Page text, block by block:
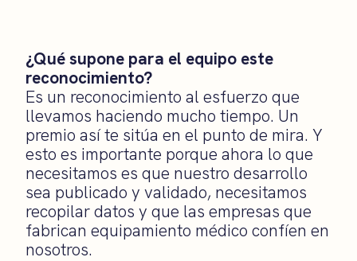
¿Qué supone para el equipo este
reconocimiento?
Es un reconocimiento al esfuerzo que
llevamos haciendo mucho tiempo. Un
premio así te sitúa en el punto de mira. Y
esto es importante porque ahora lo que
necesitamos es que nuestro desarrollo
sea publicado y validado, necesitamos
recopilar datos y que las empresas que
fabrican equipamiento médico confíen en
nosotros.